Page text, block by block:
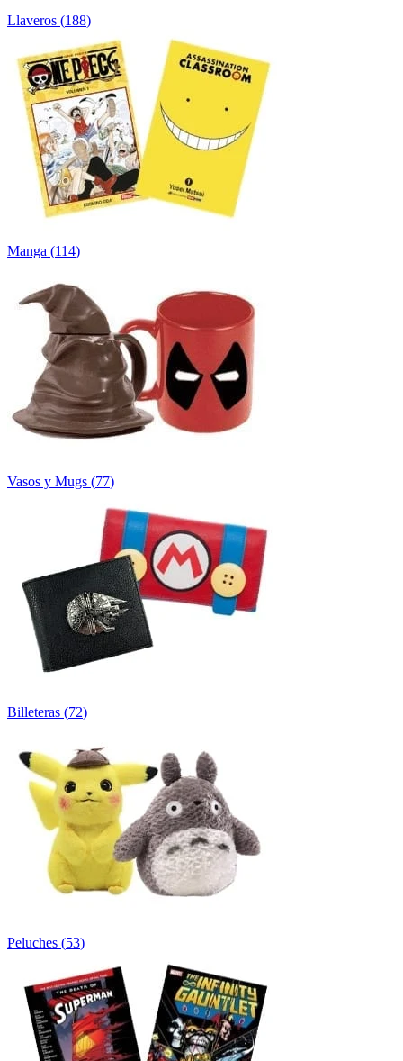
Llaveros (188)
Manga (114)
Vasos y Mugs (77)
Billeteras (72)
Peluches (53)